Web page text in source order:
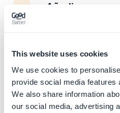
This website uses cookies
We use cookies to
provide social media features
We also share information
our social media, advertising
Añadir mapas y
Gestionar
calendario